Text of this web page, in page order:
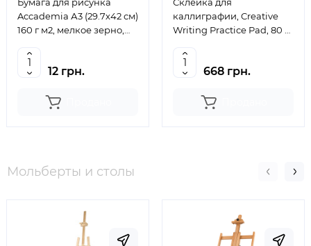
Accademia А3 (29.7х42 см)
160 г м2, мелкое зерно,
12 грн.
каллиграфии, Creative
Writing Practice Pad, 80 г
668 грн.
Мольберты и столы